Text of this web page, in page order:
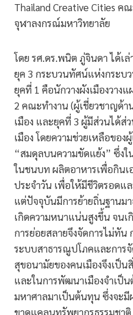
Thailand Creative Cities ค
จุฬาลงกรณ์มหาวิทยาลัย
โดย รศ.ดร.พนิต ภู่จินดา ได้เ
ยุค 3 กระบวนทัศน์แห่งกระบ
ยุคที่ 1 คือนักวางผังเมืองวา
2 คณะทำงาน (ผู้เชี่ยวชาญด้
เมือง และยุคที่ 3 ผู้มีส่วนได้ส่
เมือง โดยความช่วยเหลือของ
“สมดุลบนความขัดแย้ง” ซึ่ง
ในชนบท ผลิตอาหารเพื่อกินเ
ประจำวัน เพื่อให้มีชีวิตรอดแ
แต่ปัจจุบันมีการย้ายถิ่นฐานม
เกิดความหนาแน่นสูงขึ้น จนเ
การย่อยสลายจึงจัดการไม่ทัน
ระบบสาธารณูปโภคและการจั
สุขอนามัยของคนเมืองจึงเป็
และในการพัฒนาเมืองจำเป็น
มหาศาลมาเป็นต้นทุน ซึ่งจะมี
ขาดแคลนทรัพยากรธรรมชา